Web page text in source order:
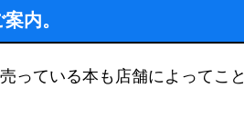
内。
っている本も店舗によってこと